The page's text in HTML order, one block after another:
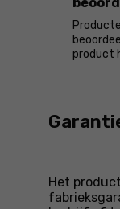
product
Het